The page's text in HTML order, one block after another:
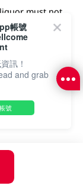
must not
the course of
歲以下人士)
Company
帳號
訊！
and grab
號